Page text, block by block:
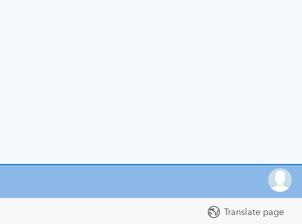
Translate page